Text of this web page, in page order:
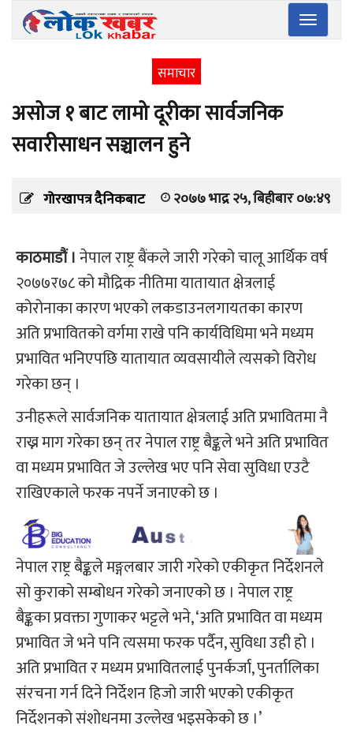
Toggle
समाचार
असोज १ बाट लामो दूरीका सार्वजनिक
सवारीसाधन सञ्चालन हुने
गोरखापत्र दैनिकबाट २०७७ भाद्र २५, बिहीबार ०७:४९
काठमाडौं ।नेपाल राष्ट्र बैंकले जारी गरेको चालू आर्थिक वर्ष
२०७७र७८ को मौद्रिक नीतिमा यातायात क्षेत्रलाई
कोरोनाका कारण भएको लकडाउनलगायतका कारण
अति प्रभावितको वर्गमा राखे पनि कार्यविधिमा भने मध्यम
प्रभावित भनिएपछि यातायात व्यवसायीले त्यसको विरोध
गरेका छन् ।
उनीहरूले सार्वजनिक यातायात क्षेत्रलाई अति प्रभावितमा नै
राख्न माग गरेका छन् तर नेपाल राष्ट्र बैङ्कले भने अति प्रभावित
वा मध्यम प्रभावित जे उल्लेख भए पनि सेवा सुविधा एउटै
राखिएकाले फरक नपर्ने जनाएको छ ।
नेपाल राष्ट्र बैङ्कले मङ्गलबार जारी गरेको एकीकृत निर्देशनले
सो कुराको सम्बोधन गरेको जनाएको छ । नेपाल राष्ट्र
बैङ्कका प्रवक्ता गुणाकर भट्टले भने, ‘अति प्रभावित वा मध्यम
प्रभावित जे भने पनि त्यसमा फरक पर्दैन, सुविधा उही हो ।
अति प्रभावित र मध्यम प्रभावितलाई पुनर्कर्जा, पुनर्तालिका
संरचना गर्न दिने निर्देशन हिजो जारी भएको एकीकृत
निर्देशनको संशोधनमा उल्लेख भइसकेको छ ।’